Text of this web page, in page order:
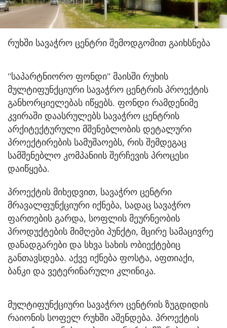
რუხში სავაჭრო ცენტრი შემოდგომით გაიხსნება
"საპარტნიორო ფონდი" მაისში რუხის
მულტიფუნქციური სავაჭრო ცენტრის პროექტის
განხორციელებას იწყებს. ფონდი რამდენიმე
კვირაში დაასრულებს სავაჭრო ცენტრის
არქიტექტურული მშენებლობის დეტალური
პროექტირების სამუშაოებს, რის შემდეგაც
სამშენებლო კომპანიის შერჩევის პროცესი
დაიწყება.
პროექტის მიხედვით, სავაჭრო ცენტრი
მრავალფუნქციური იქნება, სადაც სავაჭრო
ფართების გარდა, სოფლის მეურნეობის
პროდუქტების მიმღები პუნქტი, მცირე სამაცივრე
დანადგარები და სხვა სახის ობიექტებიც
განთავსდება. აქვე იქნება ფოსტა, აფთიაქი,
ბანკი და ვეტერინარული კლინიკა.
მულტიფუნქციური სავაჭრო ცენტრის ზუგდიდის
რაიონის სოფელ რუხში აშენდება. პროექტის